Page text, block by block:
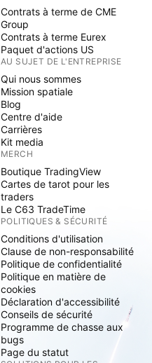
Contrats à terme de CME
Group
Contrats à terme Eurex
Paquet d'actions US
AU SUJET DE L'ENTREPRISE
Qui nous sommes
Mission spatiale
Blog
Centre d'aide
Carrières
Kit media
MERCH
Boutique TradingView
Cartes de tarot pour les
traders
Le C63 TradeTime
POLITIQUES & SÉCURITÉ
Conditions d'utilisation
Clause de non-responsabilité
Politique de confidentialité
Politique en matière de
cookies
Déclaration d'accessibilité
Conseils de sécurité
Programme de chasse aux
bugs
Page du statut